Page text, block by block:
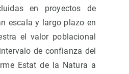
en proyectos de
escala y largo plazo en
el valor poblacional
de confianza del
Estat de la Natura a